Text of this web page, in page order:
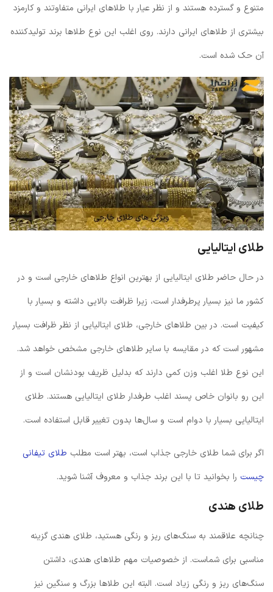
متنوع و گسترده هستند و از نظر عیار با طلاهای ایرانی متفاوتند و کارمزد
بیشتری از طلاهای ایرانی دارند. روی اغلب این نوع طلاها برند تولیدکننده
آن حک شده است.
طلای ایتالیایی
در حال حاضر طلای ایتالیایی از بهترین انواع طلاهای خارجی است و در
کشور ما نیز بسیار پرطرفدار است، زیرا ظرافت بالایی داشته و بسیار با
کیفیت است. در بین طلاهای خارجی، طلای ایتالیایی از نظر ظرافت بسیار
مشهور است که در مقایسه با سایر طلاهای خارجی مشخص خواهد شد.
این نوع طلا اغلب وزن کمی دارند که بدلیل ظریف بودنشان است و از
این رو بانوان خاص پسند اغلب طرفدار طلای ایتالیایی هستند. طلای
ایتالیایی بسیار با دوام است و سال‌ها بدون تغییر قابل استفاده است.
اگر برای شما طلای خارجی جذاب است، بهتر است مطلب طلای تیفانی
چیست را بخوانید تا با این برند جذاب و معروف آشنا شوید.
طلای هندی
چنانچه علاقمند به سنگ‌های ریز و رنگی هستید، طلای هندی گزینه
مناسبی برای شماست. از خصوصیات مهم طلاهای هندی، داشتن
سنگ‌های ریز و رنگی زیاد است. البته این طلاها بزرگ و سنگین نیز